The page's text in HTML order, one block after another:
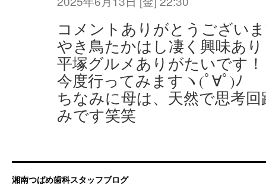
コメントありがとうござい
やき鳥たかはし凄く興味あ
平塚グルメありがたいです！
今度行ってみますヽ(ﾟ∀ﾟ)ﾉ
ちなみに母は、天然で思考
みです笑笑
湘南つばめ歯科スタッフブログ